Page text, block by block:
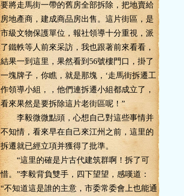
要將走馬街一帶的舊房全部拆除，把地賣給
房地產商，建成商品房出售。這片街區，是
市級文物保護單位，報社領導十分重視，派
了鐵軼等人前來采訪，我也跟著前來看看，
結果一到這里，果然看到56號樓門口，掛了
一塊牌子，你瞧，就是那塊，‘走馬街拆遷工
作領導小組，，他們連拆遷小組都成立了，
看來果然是要拆除這片老街區呢！”
李毅微微點頭，心想自己對這些事情并
不知情，看來早在自己來江州之前，這里的
拆遷就已經立項并獲得了批準。
“這里的確是片古代建筑群啊！拆了可
惜。”李毅背負雙手，四下望望，感嘆道：
“不知道這是誰的主意，市委常委會上也能通